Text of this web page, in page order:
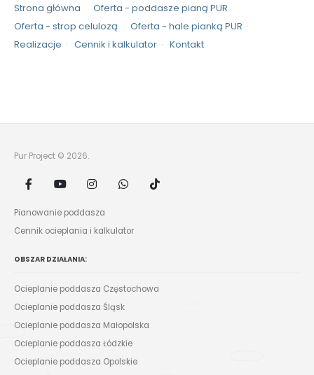
Strona główna
Oferta - poddasze pianą PUR
Oferta - strop celulozą
Oferta - hale pianką PUR
Realizacje
Cennik i kalkulator Kontakt
Pur Project © 2026.
Pianowanie poddasza
Cennik ocieplania i kalkulator
OBSZAR DZIAŁANIA:
Ocieplanie poddasza Częstochowa
Ocieplanie poddasza Śląsk
Ocieplanie poddasza Małopolska
Ocieplanie poddasza Łódzkie
Ocieplanie poddasza Opolskie